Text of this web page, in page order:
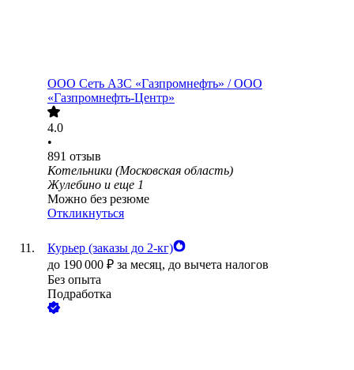
ООО Сеть АЗС «Газпромнефть» / ООО
«Газпромнефть-Центр»
4.0
•
891 отзыв
Котельники (Московская область)
Жулебино и еще 1
Можно без резюме
Откликнуться
Курьер (заказы до 2-кг)
до 190 000 ₽ за месяц, до вычета налогов
Без опыта
Подработка